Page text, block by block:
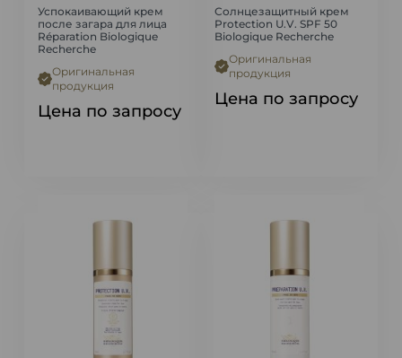
Успокаивающий крем
после загара для лица
Réparation Biologique
Recherche
Оригинальная
продукция
Цена по запросу
Солнцезащитный крем
Protection U.V. SPF 50
Biologique Recherche
Оригинальная
продукция
Цена по запросу